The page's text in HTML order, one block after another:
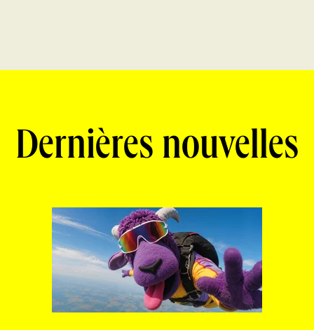
Dernières nouvelles